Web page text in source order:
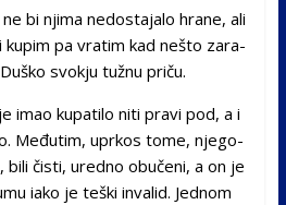
bi nji­ma ne­dos­ta­ja­lo hra­ne, ali
ku­pim pa vratim kad ne­što za­ra­
svokju tužnu priču.
imao ku­pa­ti­lo ni­ti pra­vi pod, a i
Međutim, uprkos to­me, nje­go­
bili čis­ti, ure­dno obučeni, a on je
iako je teški invalid. Jednom